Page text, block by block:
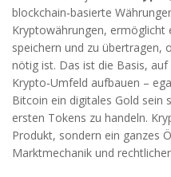
blockchain‑basierte
Kryptowährungen, ermöglicht
speichern und zu übertragen,
nötig ist. Das ist die Basis,
Krypto‑Umfeld aufbauen –
Bitcoin ein digitales Gold sein
ersten Tokens zu handeln.
Produkt, sondern ein ganzes
Marktmechanik und